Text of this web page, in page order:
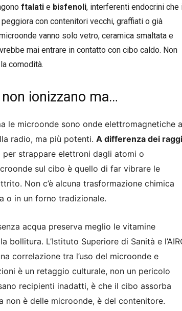
ftalati e bisfenoli, interferenti endocrini che
con contenitori vecchi, graffiati o già
vanno solo vetro, ceramica smaltata e
mai entrare in contatto con cibo caldo. Non
comodità.
ionizzano ma…
le microonde sono onde elettromagnetiche a
radio, ma più potenti. A differenza dei raggi
per strappare elettroni dagli atomi o
sul cibo è quello di far vibrare le
Non c’è alcuna trasformazione chimica
o in un forno tradizionale.
acqua preserva meglio le vitamine
bollitura. L’Istituto Superiore di Sanità e
correlazione tra l’uso del microonde e
è un retaggio culturale, non un pericolo
recipienti inadatti, è che il cibo assorba
non è delle microonde, è del contenitore.